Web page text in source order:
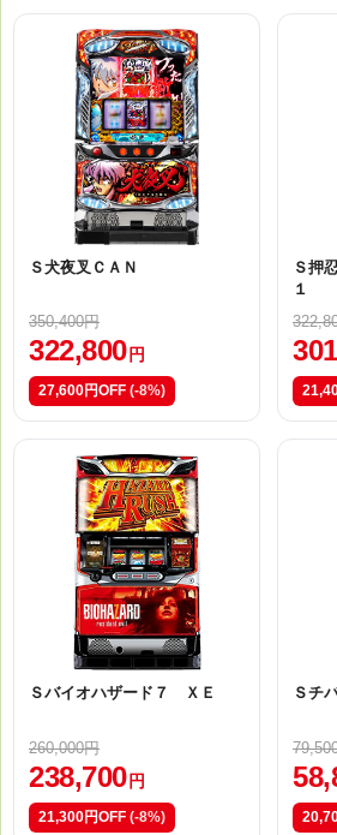
Ｓ犬夜叉ＣＡＮ
350,400円
322,800 円
27,600円OFF (-8%)
Ｓ押
１
Ｓバイオハザード７ ＸＥ
260,000円
238,700 円
21,300円OFF (-8%)
Ｓチ